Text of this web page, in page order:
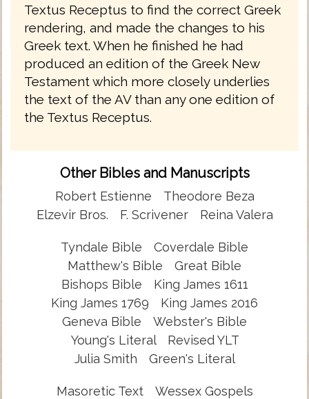
Textus Receptus to find the correct Greek
rendering, and made the changes to his
Greek text. When he finished he had
produced an edition of the Greek New
Testament which more closely underlies
the text of the AV than any one edition of
the Textus Receptus.
Other Bibles and Manuscripts
Robert Estienne
Theodore Beza
Elzevir Bros.
F. Scrivener Reina Valera
Tyndale Bible
Coverdale Bible
Matthew's Bible
Great Bible
Bishops Bible
King James 1611
King James 1769
King James 2016
Geneva Bible
Webster's Bible
Young's Literal
Revised YLT
Julia Smith
Green's Literal
Masoretic Text
Wessex Gospels